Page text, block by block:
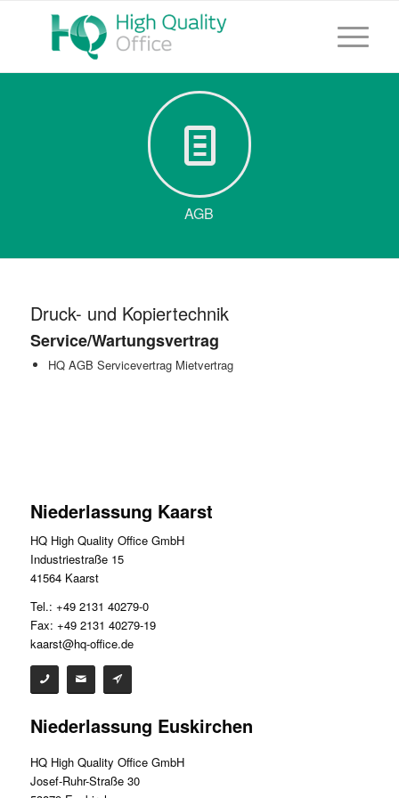
AGB
Druck- und Kopiertechnik
Service/Wartungsvertrag
HQ AGB Servicevertrag Mietvertrag
Niederlassung Kaarst
HQ High Quality Office GmbH
Industriestraße 15
41564 Kaarst
Tel.: +49 2131 40279-0
Fax: +49 2131 40279-19
kaarst@hq-office.de
Niederlassung Euskirchen
HQ High Quality Office GmbH
Josef-Ruhr-Straße 30